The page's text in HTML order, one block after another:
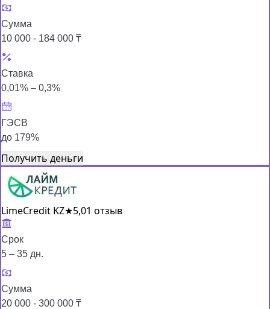
Сумма
10 000 - 184 000 ₸
Ставка
0,01% – 0,3%
ГЭСВ
до 179%
Получить деньги
LimeCredit KZ★5,01 отзыв
Срок
5 – 35 дн.
Сумма
20 000 - 300 000 ₸